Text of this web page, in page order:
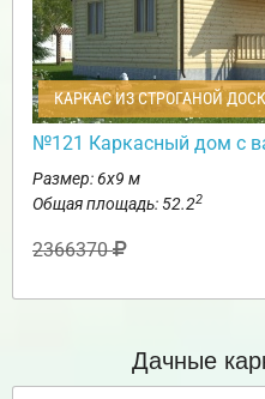
КАРКАС ИЗ СТРОГАНОЙ
№121 Каркасный дом с
Размер: 6х9 м
Общая площадь: 52.22
2366370
Дачные